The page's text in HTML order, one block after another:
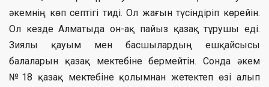
әкемнің көп септігі тиді. Ол жағын түсіндіріп көрейін.
Ол кезде Алматыда он-ақ пайыз қазақ тұрушы еді.
Зиялы қауым мен басшылардың ешқайсысы
балаларын қазақ мектебіне бермейтін. Сонда әкем
№18 қазақ мектебіне қолымнан жетектеп өзі алып